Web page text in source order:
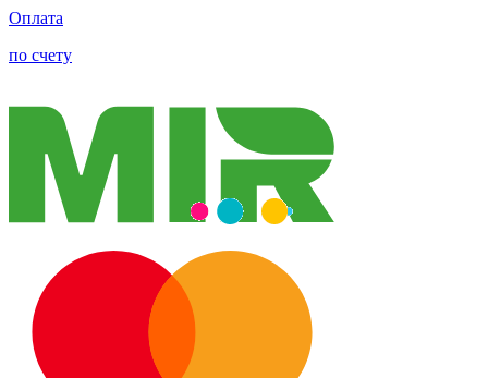
Оплата
по счету